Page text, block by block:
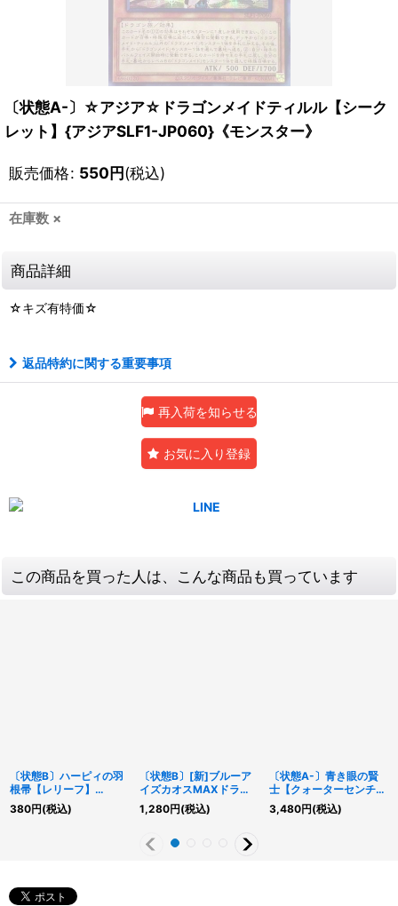
〔状態A-〕☆アジア☆ドラゴンメイドティルル【シーク
レット】{アジアSLF1-JP060}《モンスター》
販売価格: 550円(税込)
在庫数 ×
商品詳細
☆キズ有特価☆
返品特約に関する重要事項
再入荷を知らせる
お気に入り登録
この商品を買った人は、こんな商品も買っています
〔状態B〕ハーピィの羽
根帚【レリーフ】
{QCCP-JP127}《魔
法》
380円(税込)
〔状態B〕[新]ブルーア
イズカオスMAXドラゴ
ン(左向)【クォーターセ
ンチュリーシークレッ
《儀式》
1,280円(税込)
〔状態A-〕青き眼の賢
士【クォーターセンチュ
リーシークレット】
{QCCP-JP003}《モン
3,480円(税込)